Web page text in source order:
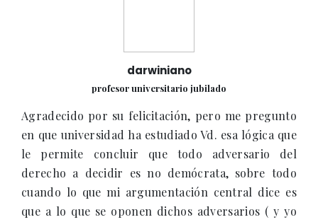
darwiniano
profesor universitario jubilado
Agradecido por su felicitación, pero me pregunto
en que universidad ha estudiado Vd. esa lógica que
le permite concluir que todo adversario del
derecho a decidir es no demócrata, sobre todo
cuando lo que mi argumentación central dice es
que a lo que se oponen dichos adversarios ( y yo